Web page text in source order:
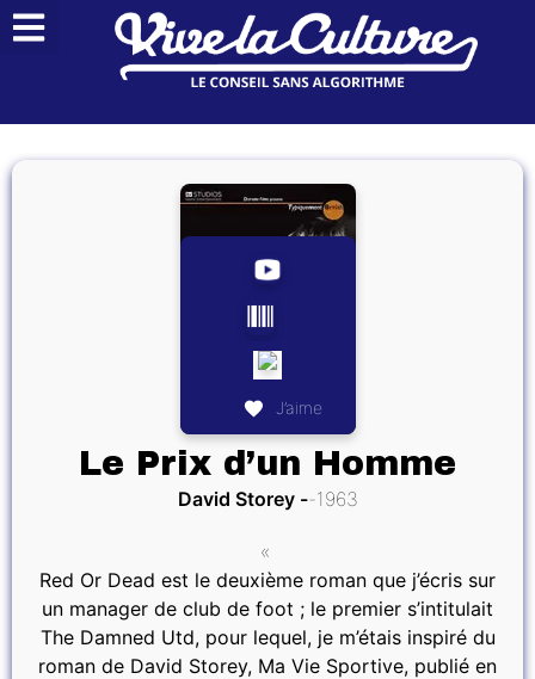
J’aime
Le Prix d’un Homme
David Storey 1963
«
Red Or Dead est le deuxième roman que j’écris sur
un manager de club de foot ; le premier s’intitulait
The Damned Utd, pour lequel, je m’étais inspiré du
roman de David Storey, Ma Vie Sportive, publié en